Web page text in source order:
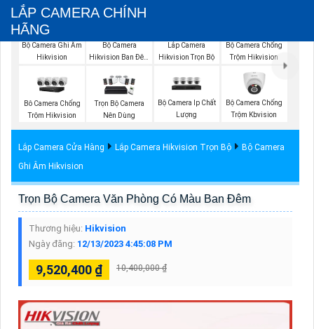
LẮP CAMERA CHÍNH
HÃNG
Bộ Camera Ghi Âm
Hikvision
Bộ Camera
Hikvision Ban Đêm
Lắp Camera
Hikvision Trọn Bộ
Bộ Camera Chống
Trộm Hikvision
Bô Camera Chống
Trộm Hikvision
Trọn Bộ Camera
Nên Dùng
Bộ Camera Ip Chất
Lượng
Bộ Camera Chống
Trộm Kbvision
Lắp Camera Cửa Hàng Lắp Camera Hikvision Trọn Bộ
Bộ Camera
Ghi Âm Hikvision
Trọn Bộ Camera Văn Phòng Có Màu Ban Đêm
Thương hiệu: Hikvision
Ngày đăng: 12/13/2023 4:45:08 PM
9,520,400 ₫ 10,400,000 ₫